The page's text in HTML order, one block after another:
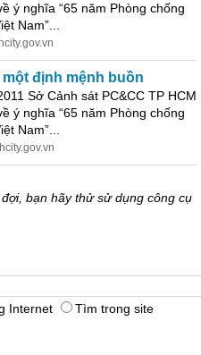
ý nghĩa “65 năm Phòng chống
Nam”...
định mệnh buồn
Sở Cảnh sát PC&CC TP HCM
ý nghĩa “65 năm Phòng chống
Nam”...
bạn hãy thử sử dụng công cụ
Internet
Tìm trong site